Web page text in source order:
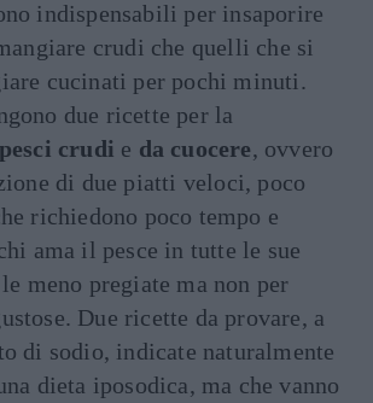
indispensabili per insaporire
crudi che quelli che si
cucinati per pochi minuti.
due ricette per la
pesci crudi e da cuocere, ovvero
di due piatti veloci, poco
richiedono poco tempo e
ama il pesce in tutte le sue
meno pregiate ma non per
Due ricette da provare, a
di sodio, indicate naturalmente
dieta iposodica, ma che vanno